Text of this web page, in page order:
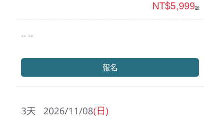
-- --
NT$5,999起
報名
2026/11/08(日)
3天